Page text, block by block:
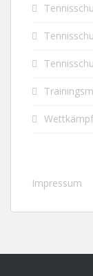
Impressum